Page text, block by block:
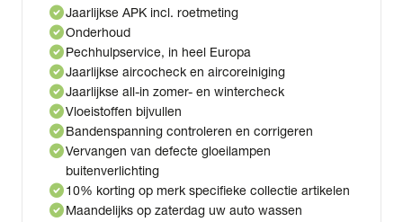
check_circleJaarlijkse APK incl. roetmeting
check_circleOnderhoud
check_circlePechhulpservice, in heel Europa
check_circleJaarlijkse aircocheck en aircoreiniging
check_circleJaarlijkse all-in zomer- en wintercheck
check_circleVloeistoffen bijvullen
check_circleBandenspanning controleren en corrigeren
check_circleVervangen van defecte gloeilampen
buitenverlichting
check_circle10% korting op merk specifieke collectie artikelen
check_circleMaandelijks op zaterdag uw auto wassen